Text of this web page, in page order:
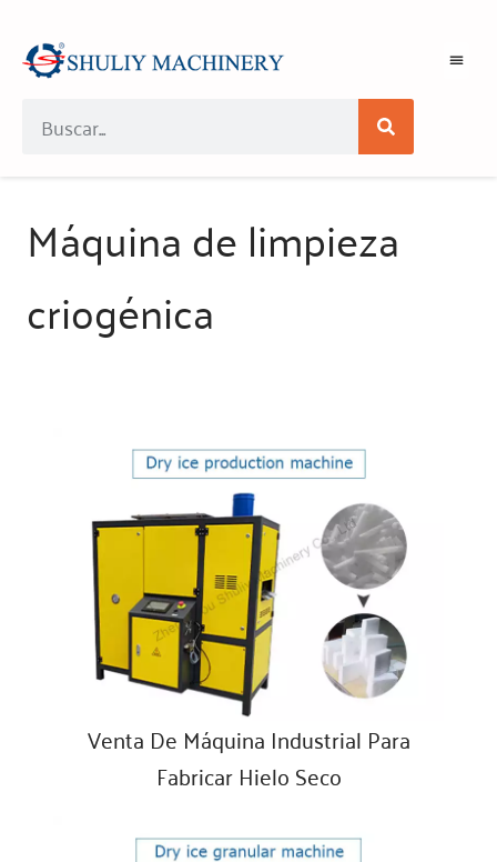
Máquina de limpieza
criogénica
Venta De Máquina Industrial Para
Fabricar Hielo Seco